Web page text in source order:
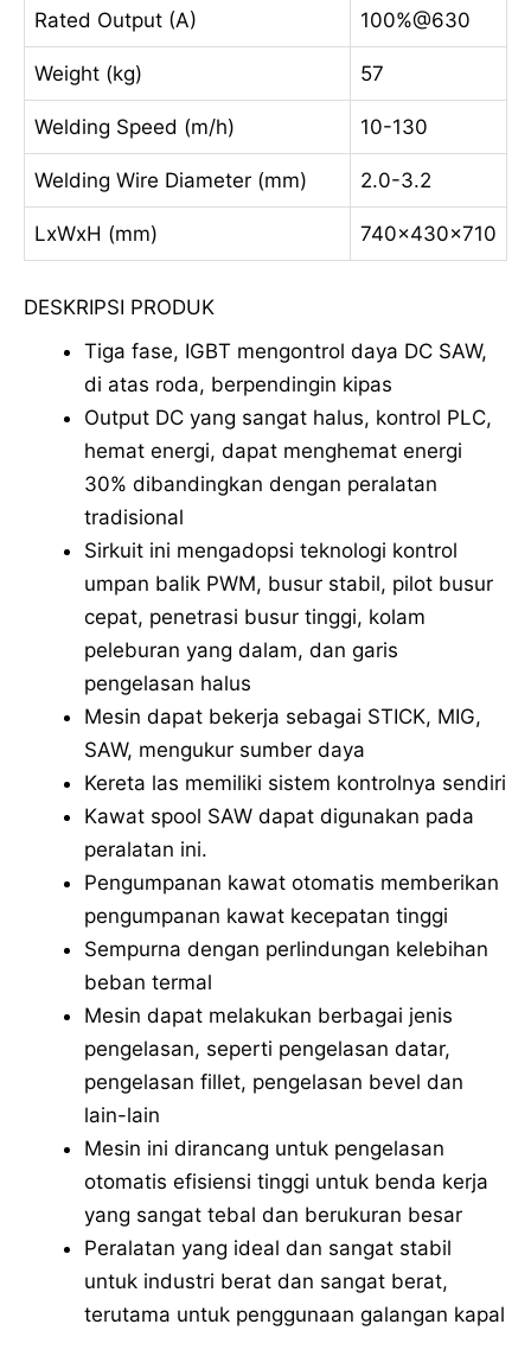
Rated Output (A) 100%@630
Weight (kg) 57
Welding Speed (m/h) 10-130
Welding Wire Diameter (mm) 2.0-3.2
LxWxH (mm) 740x430x710
DESKRIPSI PRODUK
Tiga fase, IGBT mengontrol daya DC SAW,
di atas roda, berpendingin kipas
Output DC yang sangat halus, kontrol PLC,
hemat energi, dapat menghemat energi
30% dibandingkan dengan peralatan
tradisional
Sirkuit ini mengadopsi teknologi kontrol
umpan balik PWM, busur stabil, pilot busur
cepat, penetrasi busur tinggi, kolam
peleburan yang dalam, dan garis
pengelasan halus
Mesin dapat bekerja sebagai STICK, MIG,
SAW, mengukur sumber daya
Kereta las memiliki sistem kontrolnya sendiri
Kawat spool SAW dapat digunakan pada
peralatan ini.
Pengumpanan kawat otomatis memberikan
pengumpanan kawat kecepatan tinggi
Sempurna dengan perlindungan kelebihan
beban termal
Mesin dapat melakukan berbagai jenis
pengelasan, seperti pengelasan datar,
pengelasan fillet, pengelasan bevel dan
lain-lain
Mesin ini dirancang untuk pengelasan
otomatis efisiensi tinggi untuk benda kerja
yang sangat tebal dan berukuran besar
Peralatan yang ideal dan sangat stabil
untuk industri berat dan sangat berat,
terutama untuk penggunaan galangan kapal